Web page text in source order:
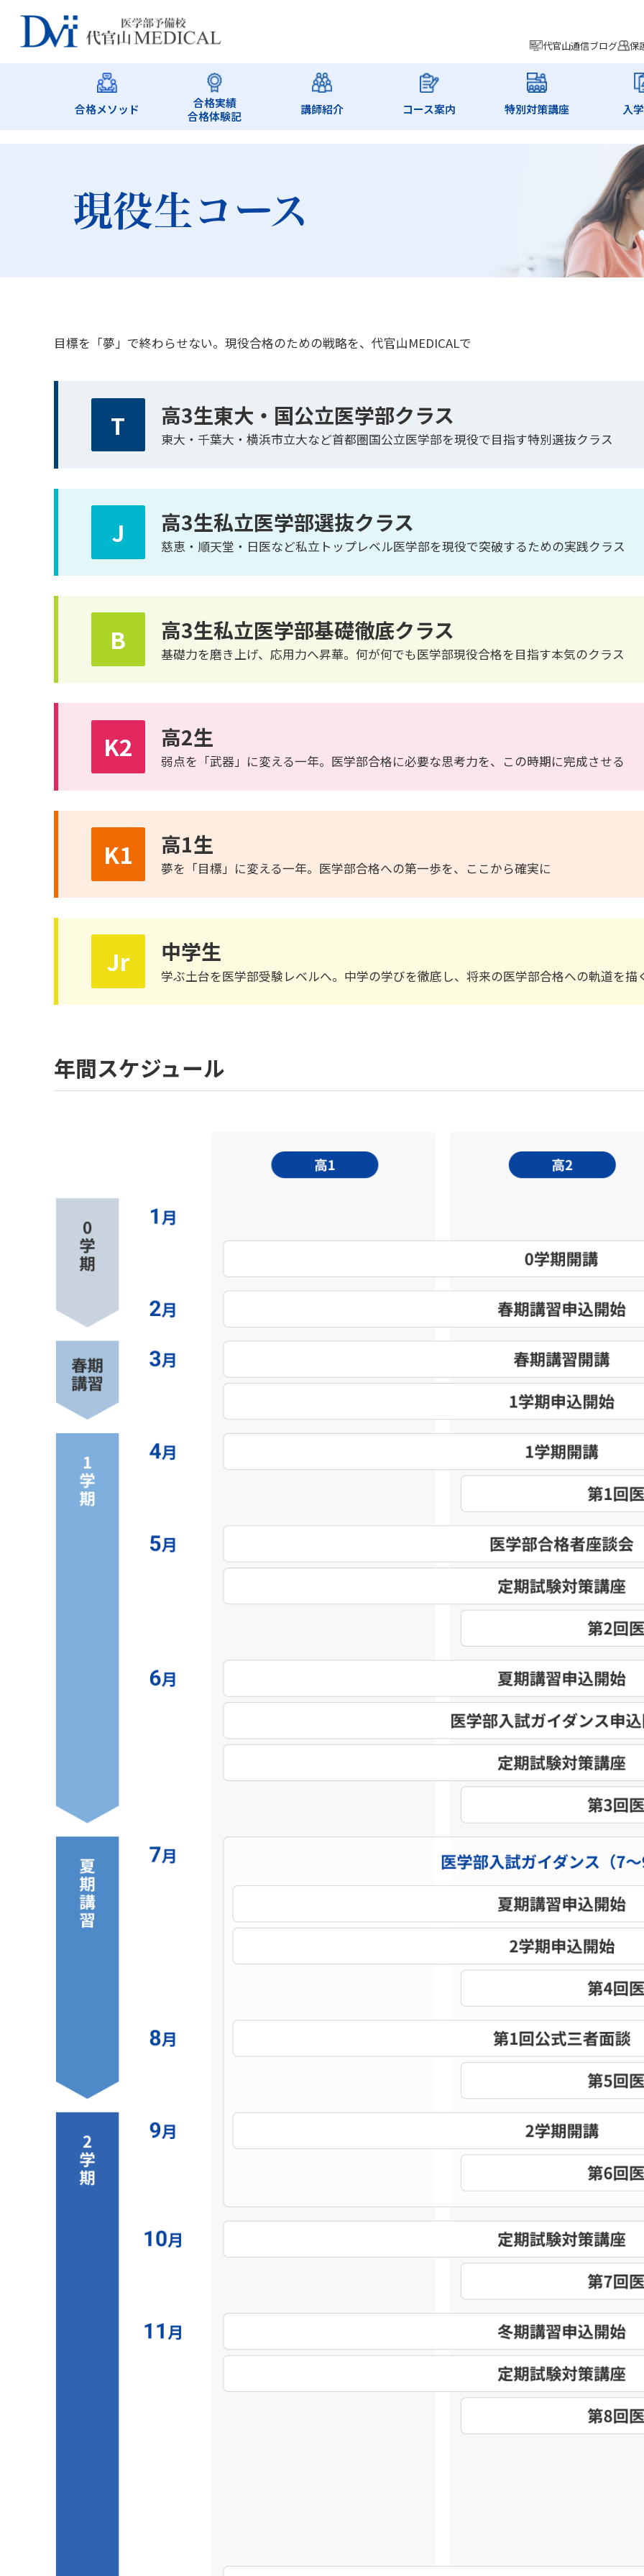
代官山通信ブログ 保
合格メソッド
合格実績
合格体験記
講師紹介 コース案内 特別対策講座 入
現役生コース
目標を「夢」で終わらせない。現役合格のための戦略を、代官山MEDICALで
T 高3生東大・国公立医学部クラス
東大・千葉大・横浜市立大など首都圏国公立医学部を現役で目指す特別選抜クラス
J 高3生私立医学部選抜クラス
慈恵・順天堂・日医など私立トップレベル医学部を現役で突破するための実践クラス
B 高3生私立医学部基礎徹底クラス
基礎力を磨き上げ、応用力へ昇華。何が何でも医学部現役合格を目指す本気のクラス
K2 高2生
弱点を「武器」に変える一年。医学部合格に必要な思考力を、この時期に完成させる
K1 高1生
夢を「目標」に変える一年。医学部合格への第一歩を、ここから確実に
Jr 中学生
学ぶ土台を医学部受験レベルへ。中学の学びを徹底し、将来の医学部合格への軌道を描
年間スケジュール